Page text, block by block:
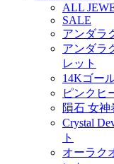
ALL
SALE
アンダラ
アンダラ
レット
14Kゴー
ピンクヒ
隕石 女
Crystal
ト
オーラク